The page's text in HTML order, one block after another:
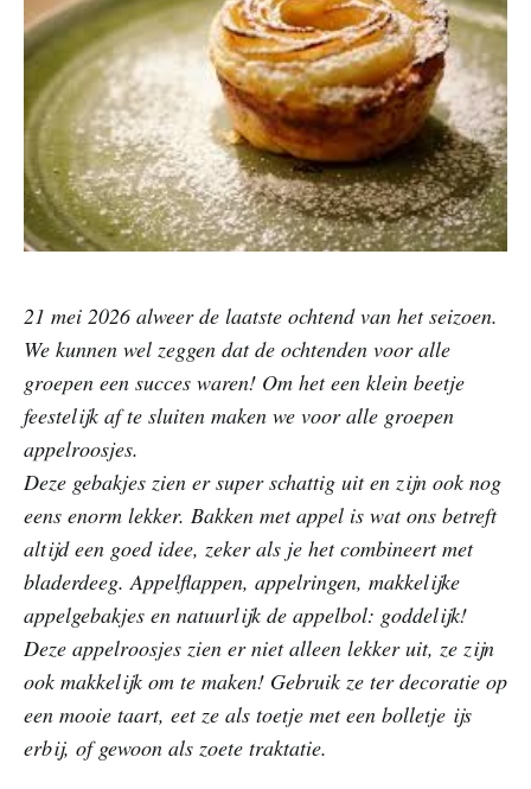
21 mei 2026 alweer de laatste ochtend van het seizoen.
We kunnen wel zeggen dat de ochtenden voor alle
groepen een succes waren! Om het een klein beetje
feestelijk af te sluiten maken we voor alle groepen
appelroosjes.
Deze gebakjes zien er super schattig uit en zijn ook nog
eens enorm lekker. Bakken met appel is wat ons betreft
altijd een goed idee, zeker als je het combineert met
bladerdeeg. Appelflappen, appelringen, makkelijke
appelgebakjes en natuurlijk de appelbol: goddelijk!
Deze appelroosjes zien er niet alleen lekker uit, ze zijn
ook makkelijk om te maken! Gebruik ze ter decoratie op
een mooie taart, eet ze als toetje met een bolletje ijs
erbij, of gewoon als zoete traktatie.